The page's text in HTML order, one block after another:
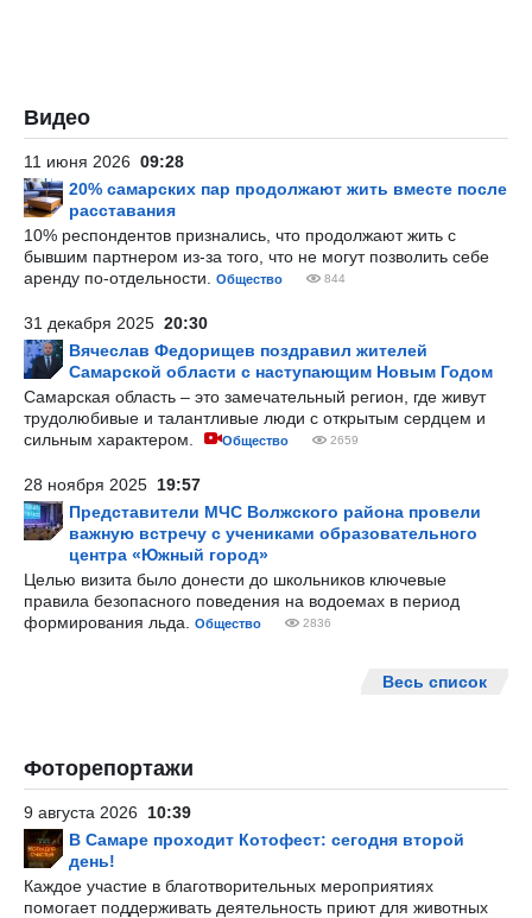
Видео
11 июня 2026 09:28
20% самарских пар продолжают жить вместе после
расставания
10% респондентов признались, что продолжают жить с
бывшим партнером из-за того, что не могут позволить себе
аренду по-отдельности.
Общество 844
31 декабря 2025 20:30
Вячеслав Федорищев поздравил жителей
Самарской области с наступающим Новым Годом
Самарская область – это замечательный регион, где живут
трудолюбивые и талантливые люди с открытым сердцем и
сильным характером.
Общество 2659
28 ноября 2025 19:57
Представители МЧС Волжского района провели
важную встречу с учениками образовательного
центра «Южный город»
Целью визита было донести до школьников ключевые
правила безопасного поведения на водоемах в период
формирования льда.
Общество 2836
Весь список
Фоторепортажи
9 августа 2026 10:39
В Самаре проходит Котофест: сегодня второй
день!
Каждое участие в благотворительных мероприятиях
помогает поддерживать деятельность приют для животных